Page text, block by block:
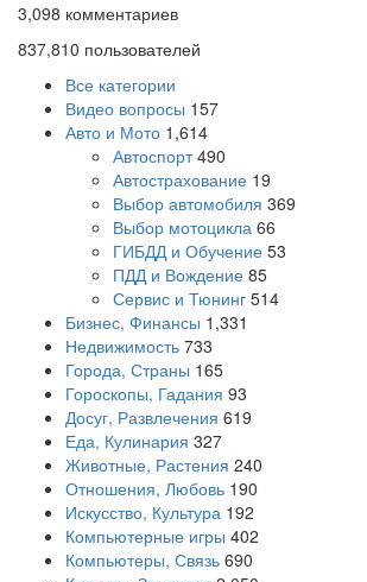
3,098 комментариев
837,810 пользователей
Все категории
Видео вопросы 157
Авто и Мото 1,614
Автоспорт 490
Автострахование 19
Выбор автомобиля 369
Выбор мотоцикла 66
ГИБДД и Обучение 53
ПДД и Вождение 85
Сервис и Тюнинг 514
Бизнес, Финансы 1,331
Недвижимость 733
Города, Страны 165
Гороскопы, Гадания 93
Досуг, Развлечения 619
Еда, Кулинария 327
Животные, Растения 240
Отношения, Любовь 190
Искусство, Культура 192
Компьютерные игры 402
Компьютеры, Связь 690